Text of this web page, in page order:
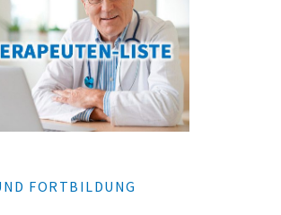
FORTBILDUNG